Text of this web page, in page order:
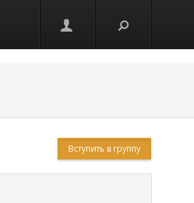
Вступить в группу